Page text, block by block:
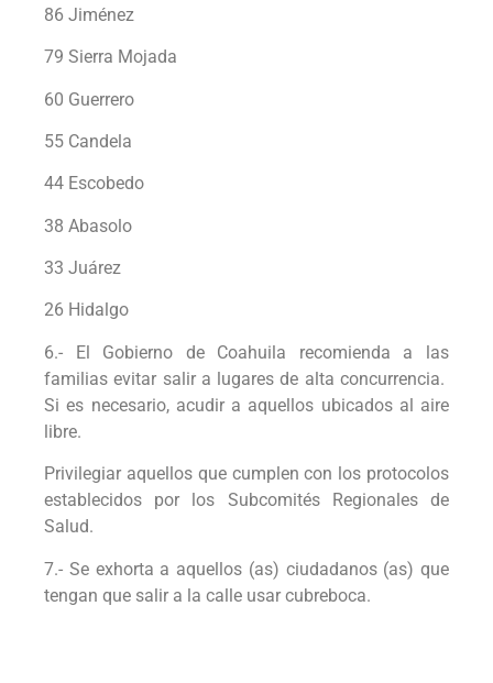
86 Jiménez
79 Sierra Mojada
60 Guerrero
55 Candela
44 Escobedo
38 Abasolo
33 Juárez
26 Hidalgo
6.- El Gobierno de Coahuila recomienda a las
familias evitar salir a lugares de alta concurrencia.
Si es necesario, acudir a aquellos ubicados al aire
libre.
Privilegiar aquellos que cumplen con los protocolos
establecidos por los Subcomités Regionales de
Salud.
7.- Se exhorta a aquellos (as) ciudadanos (as) que
tengan que salir a la calle usar cubreboca.